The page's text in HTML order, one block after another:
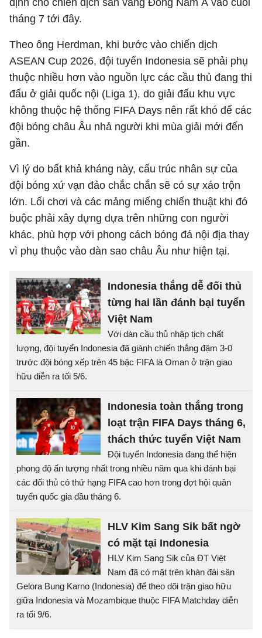
định cho chiến dịch săn vàng Đông Nam Á vào cuối
tháng 7 tới đây.
Theo ông Herdman, khi bước vào chiến dịch
ASEAN Cup 2026, đội tuyển Indonesia sẽ phải phụ
thuộc nhiều hơn vào nguồn lực các cầu thủ đang thi
đấu ở giải quốc nội (Liga 1), do giải đấu khu vực
không thuộc hệ thống FIFA Days nên rất khó để các
đội bóng châu Âu nhả người khi mùa giải mới đến
gần.
Vì lý do bất khả kháng này, cấu trúc nhân sự của
đội bóng xứ vạn đảo chắc chắn sẽ có sự xáo trộn
lớn. Lối chơi và các mảng miếng chiến thuật khi đó
buộc phải xây dựng dựa trên những con người
khác, phù hợp với phong cách bóng đá nội địa thay
vì phụ thuộc vào dàn sao châu Âu như hiện tại.
Indonesia thắng dễ đối thủ
từng hai lần đánh bại tuyển
Việt Nam
Với dàn cầu thủ nhập tịch chất
lượng, đội tuyển Indonesia đã giành chiến thắng đậm 3-0
trước đội bóng xếp trên 45 bậc FIFA là Oman ở trận giao
hữu diễn ra tối 5/6.
Indonesia toàn thắng trong
loạt trận FIFA Days tháng 6,
thách thức tuyển Việt Nam
Đội tuyển Indonesia đang thể hiện
phong độ ấn tượng nhất trong nhiều năm qua khi đánh bại
các đối thủ có thứ hạng FIFA cao hơn trong đợt hội quân
tuyển quốc gia đầu tháng 6.
HLV Kim Sang Sik bất ngờ
có mặt tại Indonesia
HLV Kim Sang Sik của ĐT Việt
Nam đã có mặt trên khán đài sân
Gelora Bung Karno (Indonesia) để theo dõi trận giao hữu
giữa Indonesia và Mozambique thuộc FIFA Matchday diễn
ra tối 9/6.